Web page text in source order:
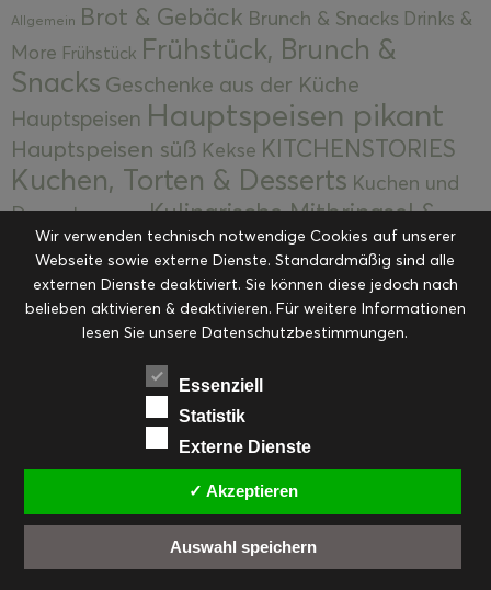
Allgemein Brot & Gebäck Brunch & Snacks Drinks &
More Frühstück Frühstück, Brunch &
Snacks Geschenke aus der Küche
Hauptspeisen Hauptspeisen pikant
Hauptspeisen süß Kekse KITCHENSTORIES
Kuchen, Torten & Desserts Kuchen und
Desserts
Kulinarische Mitbringsel &
Eingemachtes Ohne Kategorie Ostern Resteküche
RezepteSaisonalSliderStartseite
Suppen, Salate & Vorspeisen Vorspeisen &
Vorspeisen, Salate & Suppen
Weihnachten Workshops & Events
PINTEREST
© cookiteasy.at by Simone Kemptner | powered byECKER Digital IT Solutions
Wir verwenden technisch notwendige Cookies auf unserer
Webseite sowie externe Dienste. Standardmäßig sind alle
externen Dienste deaktiviert. Sie können diese jedoch nach
belieben aktivieren & deaktivieren. Für weitere Informationen
lesen Sie unsere Datenschutzbestimmungen.
Essenziell
Statistik
Externe Dienste
✓ Akzeptieren
Auswahl speichern